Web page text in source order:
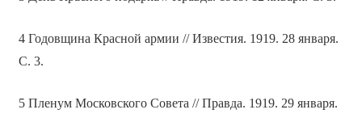
4 Годовщина Красной армии // Известия. 1919. 28 января.
С. 3.
5 Пленум Московского Совета // Правда. 1919. 29 января.